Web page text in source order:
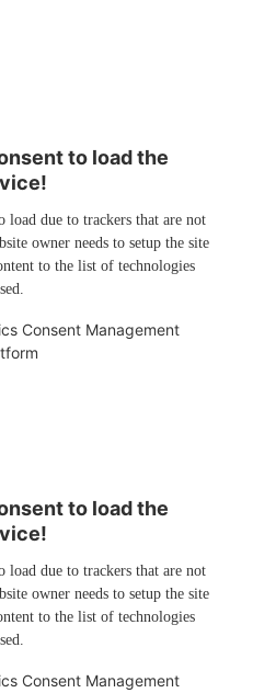
to load the
due to trackers that are not
owner needs to setup the site
to the list of technologies
Consent Management
to load the
due to trackers that are not
owner needs to setup the site
to the list of technologies
Consent Management